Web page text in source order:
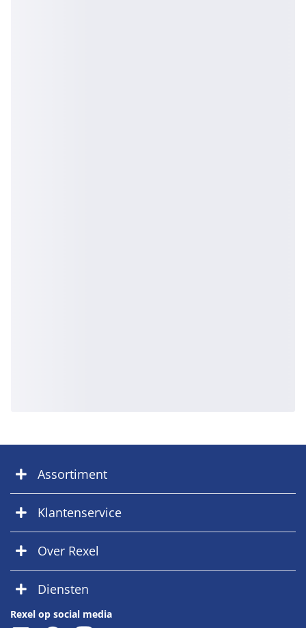
Assortiment
Klantenservice
Over Rexel
Diensten
Rexel op social media